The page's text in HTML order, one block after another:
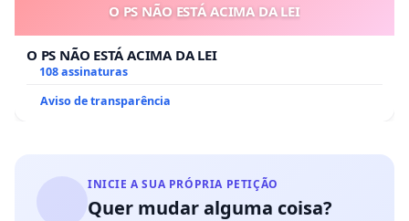
O PS NÃO ESTÁ ACIMA DA LEI
O PS NÃO ESTÁ ACIMA DA LEI
108 assinaturas
Aviso de transparência
INICIE A SUA PRÓPRIA PETIÇÃO
Quer mudar alguma coisa?